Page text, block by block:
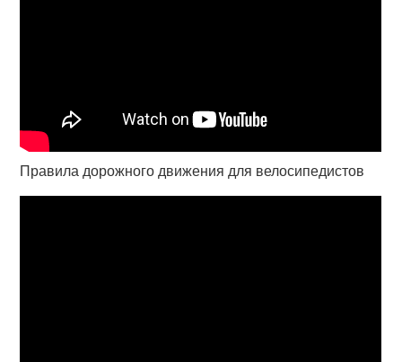
Правила дорожного движения для велосипедистов